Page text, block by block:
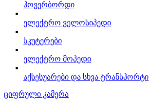
ჰოვერბორდი
ელექტრო ველოსიპედი
სკუტერები
ელექტრო მოპედი
აქსესუარები და სხვა ტრანსპორტი
ციფრული კამერა